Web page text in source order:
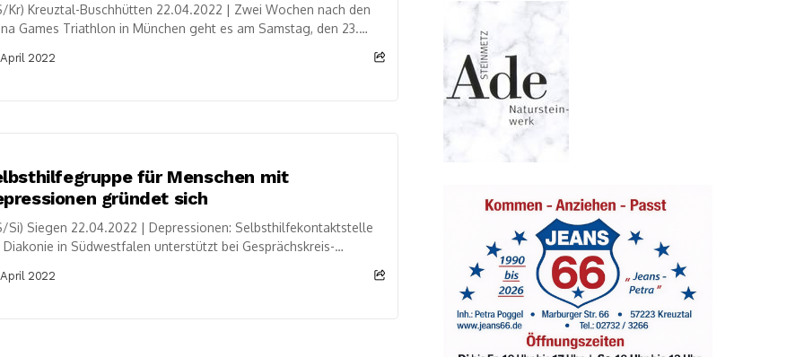
Kr) Kreuztal-Buschhütten 22.04.2022 | Zwei Wochen nach den
Games Triathlon in München geht es am Samstag, den 23.
2022
für Menschen mit
gründet sich
Si) Siegen 22.04.2022 | Depressionen: Selbsthilfekontaktstelle
Diakonie in Südwestfalen unterstützt bei Gesprächskreis-
begleiten Jens...
2022